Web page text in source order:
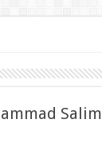
Salim